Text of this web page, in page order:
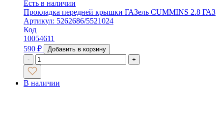
Есть в наличии
Прокладка передней крышки ГАЗель CUMMINS 2.8 ГАЗ
Артикул: 5262686/5521024
Код
10054611
590 ₽
Добавить в корзину
-
+
В наличии